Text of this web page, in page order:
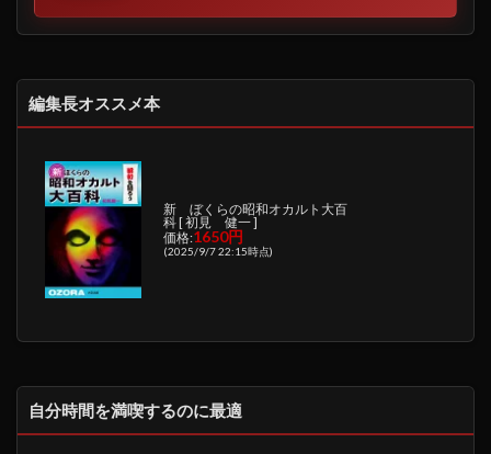
編集長オススメ本
新 ぼくらの昭和オカルト大百
科 [ 初見 健一 ]
価格:1650円
(2025/9/7 22:15時点)
自分時間を満喫するのに最適